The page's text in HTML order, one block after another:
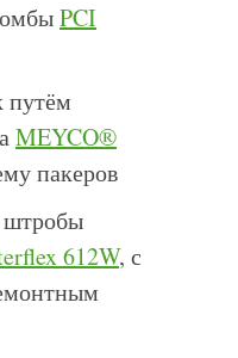
PCI
путём
MEYCO®
пакеров
штробы
612W, с